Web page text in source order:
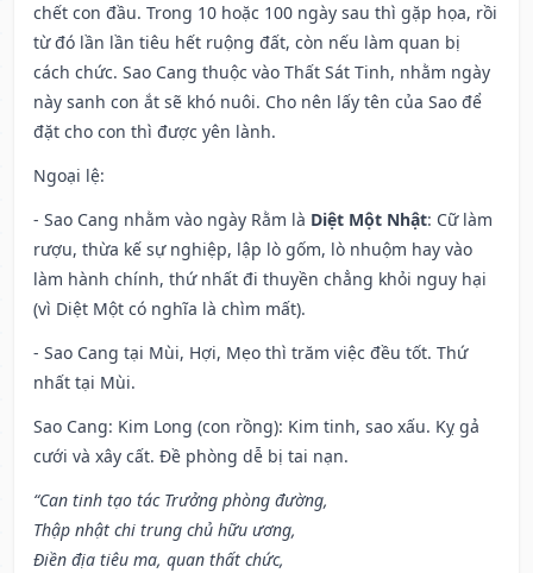
chết con đầu. Trong 10 hoặc 100 ngày sau thì gặp họa, rồi
từ đó lần lần tiêu hết ruộng đất, còn nếu làm quan bị
cách chức. Sao Cang thuộc vào Thất Sát Tinh, nhằm ngày
này sanh con ắt sẽ khó nuôi. Cho nên lấy tên của Sao để
đặt cho con thì được yên lành.
Ngoại lệ:
- Sao Cang nhằm vào ngày Rằm là Diệt Một Nhật: Cữ làm
rượu, thừa kế sự nghiệp, lập lò gốm, lò nhuộm hay vào
làm hành chính, thứ nhất đi thuyền chẳng khỏi nguy hại
(vì Diệt Một có nghĩa là chìm mất).
- Sao Cang tại Mùi, Hợi, Mẹo thì trăm việc đều tốt. Thứ
nhất tại Mùi.
Sao Cang: Kim Long (con rồng): Kim tinh, sao xấu. Kỵ gả
cưới và xây cất. Đề phòng dễ bị tai nạn.
“Can tinh tạo tác Trưởng phòng đường,
Thập nhật chi trung chủ hữu ương,
Điền địa tiêu ma, quan thất chức,